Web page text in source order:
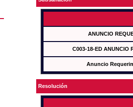
ANUNCIO
C003-18-ED ANUNCIO
Anuncio
Resolución